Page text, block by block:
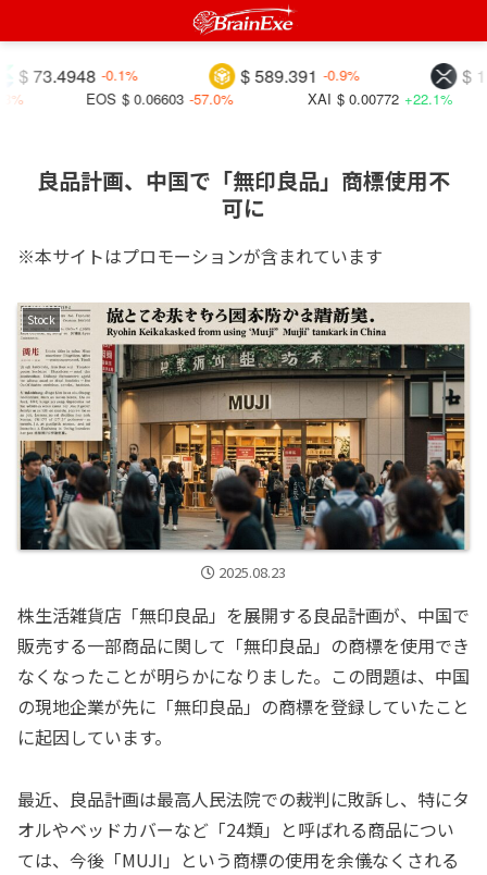
$
$ 589.391 -0.9%
-0.1%
$ 0.00772 +22.1%
$ 0.06603 -57.0%
良品計画、中国で「無印良品」商標使用不
可に
※本サイトはプロモーションが含まれています
Stock
2025.08.23
株生活雑貨店「無印良品」を展開する良品計画が、中国で
販売する一部商品に関して「無印良品」の商標を使用でき
なくなったことが明らかになりました。この問題は、中国
の現地企業が先に「無印良品」の商標を登録していたこと
に起因しています。
最近、良品計画は最高人民法院での裁判に敗訴し、特にタ
オルやベッドカバーなど「24類」と呼ばれる商品につい
ては、今後「MUJI」という商標の使用を余儀なくされる